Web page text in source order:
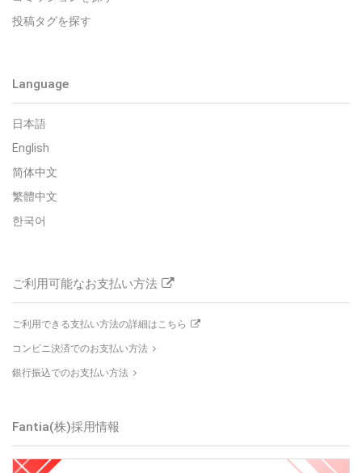
投稿タグを探す
Language
日本語
English
简体中文
繁體中文
한국어
ご利用可能なお支払い方法
ご利用できる支払い方法の詳細はこちら
コンビニ決済でのお支払い方法
銀行振込でのお支払い方法
Fantia(株)採用情報